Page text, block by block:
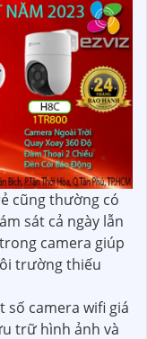
cũng thường có
sát cả ngày lẫn
camera giúp
trường thiếu
số camera wifi giá
trữ hình ảnh và